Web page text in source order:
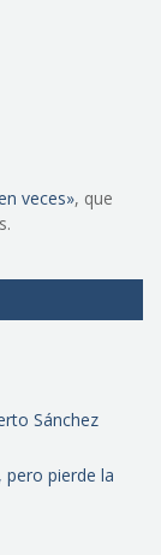
veces», que
Sánchez
pero pierde la